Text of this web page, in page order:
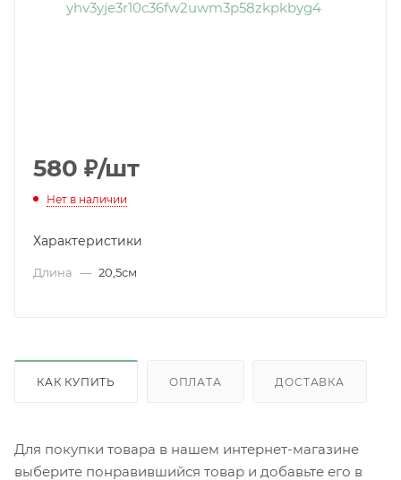
580 ₽/шт
Нет в наличии
Характеристики
Длина — 20,5см
КАК КУПИТЬ ОПЛАТА ДОСТАВКА
Для покупки товара в нашем интернет-магазине
выберите понравившийся товар и добавьте его в